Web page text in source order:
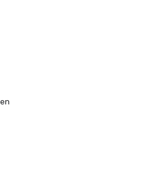
for Excellence — Bester
Jahres — Sally Beck
Award — Anerkennung von